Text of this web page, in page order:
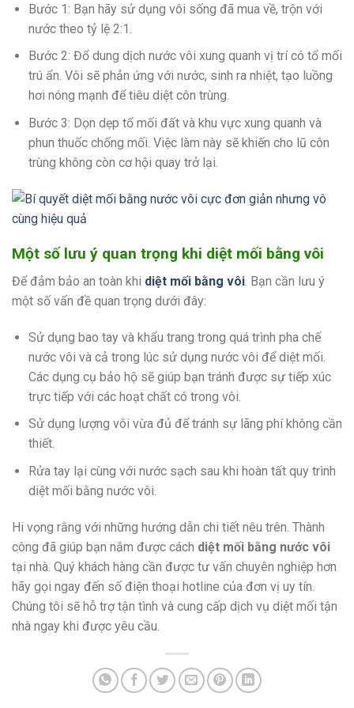
Bước 1: Bạn hãy sử dụng vôi sống đã mua về, trộn với
nước theo tỷ lệ 2:1.
Bước 2: Đổ dung dịch nước vôi xung quanh vị trí có tổ mối
trú ẩn. Vôi sẽ phản ứng với nước, sinh ra nhiệt, tạo luồng
hơi nóng mạnh để tiêu diệt côn trùng.
Bước 3: Dọn dẹp tổ mối đất và khu vực xung quanh và
phun thuốc chống mối. Việc làm này sẽ khiến cho lũ côn
trùng không còn cơ hội quay trở lại.
Một số lưu ý quan trọng khi diệt mối bằng vôi
Để đảm bảo an toàn khi diệt mối bằng vôi. Bạn cần lưu ý
một số vấn đề quan trọng dưới đây:
Sử dụng bao tay và khẩu trang trong quá trình pha chế
nước vôi và cả trong lúc sử dụng nước vôi để diệt mối.
Các dụng cụ bảo hộ sẽ giúp bạn tránh được sự tiếp xúc
trực tiếp với các hoạt chất có trong vôi.
Sử dụng lượng vôi vừa đủ để tránh sự lãng phí không cần
thiết.
Rửa tay lại cùng với nước sạch sau khi hoàn tất quy trình
diệt mối bằng nước vôi.
Hi vọng rằng với những hướng dẫn chi tiết nêu trên. Thành
công đã giúp bạn nắm được cách diệt mối bằng nước vôi
tại nhà. Quý khách hàng cần được tư vấn chuyên nghiệp hơn
hãy gọi ngay đến số điện thoại hotline của đơn vị uy tín.
Chúng tôi sẽ hỗ trợ tận tình và cung cấp dịch vụ diệt mối tận
nhà ngay khi được yêu cầu.